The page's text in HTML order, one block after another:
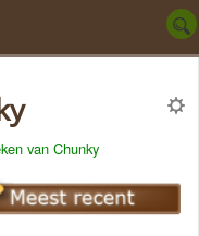
van Chunky